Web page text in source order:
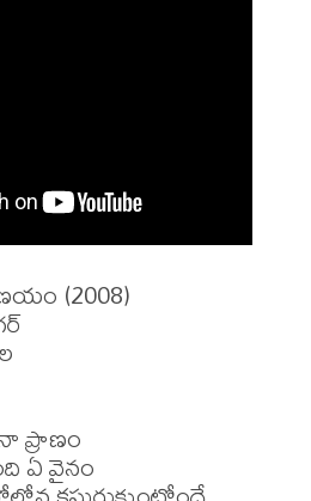
(2008)
ప్రాణం
ఏ వైనం